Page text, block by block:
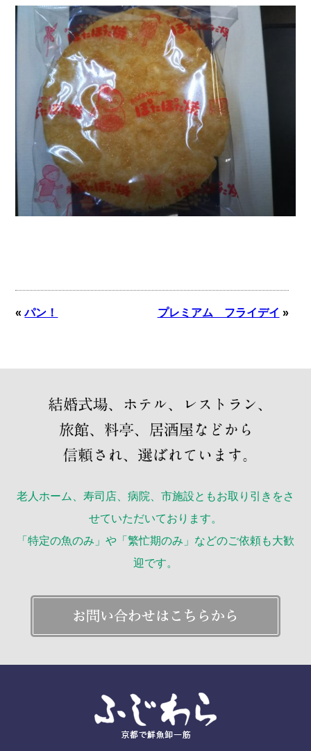
«パン！ プレミアム フライデイ »
老人ホーム、寿司店、病院、市施設ともお取り引きをさ
せていただいております。
「特定の魚のみ」や「繁忙期のみ」などのご依頼も大歓
迎です。